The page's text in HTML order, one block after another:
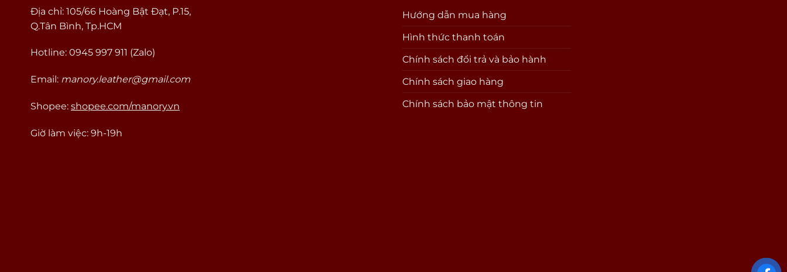
Địa chỉ: 105/66 Hoàng Bật Đạt, P.15,
Q.Tân Bình, Tp.HCM
Hotline: 0945 997 911 (Zalo)
Email: manory.leather@gmail.com
Shopee: shopee.com/manory.vn
Giờ làm việc: 9h-19h
Hướng dẫn mua hàng
Hình thức thanh toán
Chính sách đổi trả và bảo hành
Chính sách giao hàng
Chính sách bảo mật thông tin